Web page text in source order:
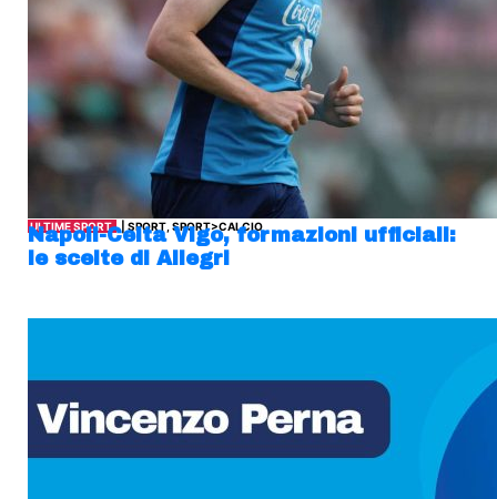
ULTIME SPORT| SPORT, SPORT>CALCIO
Napoli-Celta Vigo, formazioni ufficiali:
le scelte di Allegri